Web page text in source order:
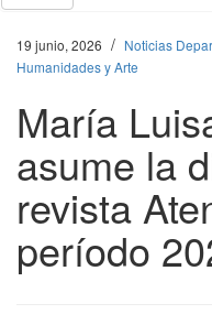
19 junio, 2026 / Noticias
Humanidades y Arte
María
asume la
revista
período